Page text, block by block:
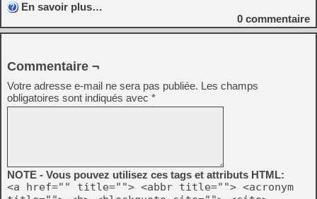
En savoir plus…
0 commentaire
Commentaire ¬
Votre adresse e-mail ne sera pas publiée. Les champs
obligatoires sont indiqués avec *
NOTE - Vous pouvez utilisez ces tags et attributs HTML:
<a href="" title=""> <abbr title=""> <acronym